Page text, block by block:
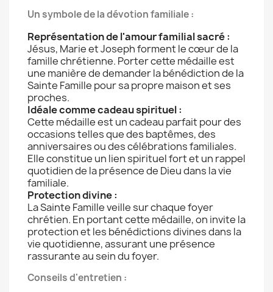
Un symbole de la dévotion familiale :
Représentation de l'amour familial sacré :
Jésus, Marie et Joseph forment le cœur de la
famille chrétienne. Porter cette médaille est
une manière de demander la bénédiction de la
Sainte Famille pour sa propre maison et ses
proches.
Idéale comme cadeau spirituel :
Cette médaille est un cadeau parfait pour des
occasions telles que des baptêmes, des
anniversaires ou des célébrations familiales.
Elle constitue un lien spirituel fort et un rappel
quotidien de la présence de Dieu dans la vie
familiale.
Protection divine :
La Sainte Famille veille sur chaque foyer
chrétien. En portant cette médaille, on invite la
protection et les bénédictions divines dans la
vie quotidienne, assurant une présence
rassurante au sein du foyer.
Conseils d'entretien :